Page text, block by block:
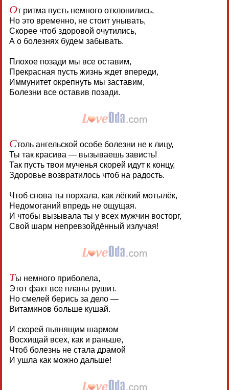
От ритма пусть немного отклонились,
Но это временно, не стоит унывать,
Скорее чтоб здоровой очутились,
А о болезнях будем забывать.
Плохое позади мы все оставим,
Прекрасная пусть жизнь ждет впереди,
Иммунитет окрепнуть мы заставим,
Болезни все оставив позади.
Столь ангельской особе болезни не к лицу,
Ты так красива — вызываешь зависть!
Так пусть твои мученья скорей идут к концу,
Здоровье возвратилось чтоб на радость.
Чтоб снова ты порхала, как лёгкий мотылёк,
Недомоганий впредь не ощущая.
И чтобы вызывала ты у всех мужчин восторг,
Свой шарм непревзойдённый излучая!
Ты немного приболела,
Этот факт все планы рушит.
Но смелей берись за дело —
Витаминов больше кушай.
И скорей пьянящим шармом
Восхищай всех, как и раньше,
Чтоб болезнь не стала драмой
И ушла как можно дальше!